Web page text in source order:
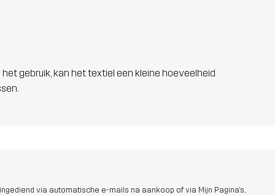
gebruik, kan het textiel een kleine hoeveelheid
via automatische e-mails na aankoop of via Mijn Pagina's,